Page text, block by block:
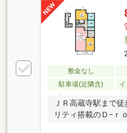
敷金なし
駐車場(近隣含)
ＪＲ高蔵寺駅まで
リティ搭載のＤ−ｒ